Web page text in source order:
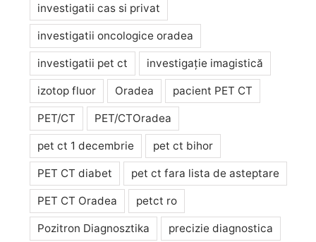
investigatii cas si privat
investigatii oncologice oradea
investigatii pet ct investigație imagistică
izotop fluor Oradea pacient PET CT
PET/CT PET/CTOradea
pet ct 1 decembrie pet ct bihor
PET CT diabet pet ct fara lista de asteptare
PET CT Oradea petct ro
Pozitron Diagnosztika precizie diagnostica